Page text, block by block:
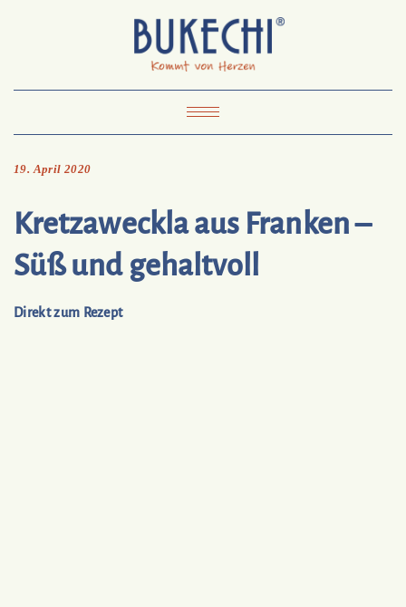
Pinterest
Mail
To
Bukechi
Impressum Datenschutz
Toggle
19. April 2020
Kretzaweckla aus Franken –
Süß und gehaltvoll
Direkt zum Rezept